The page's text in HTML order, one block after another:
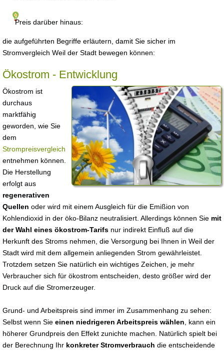
Preis darüber hinaus:
die aufgeführten Begriffe erläutern, damit Sie sicher im
Stromvergleich Weil der Stadt bewegen können:
Ökostrom - Entwicklung
Ökostrom ist
durchaus
marktfähig
geworden, wie Sie
dem
Strompreisvergleich
entnehmen können.
Die Herstellung
erfolgt aus
regenerativen
Quellen oder wird mit einem Ausgleich für die Emißion von
Kohlendioxid in der öko-Bilanz neutralisiert. Allerdings können Sie mit
der Wahl eines ökostrom-Tarifs nur indirekt Einfluß auf die
Herkunft des Stroms nehmen, die Versorgung bei Ihnen in Weil der
Stadt wird mit dem allgemein anliegenden Strom gewährleistet.
Trotzdem setzen Sie natürlich ein wichtiges Zeichen, je mehr
Verbraucher sich für ökostrom entscheiden, desto größer wird der
Druck auf die Stromerzeuger.
Grund- und Arbeitspreis sind immer im Zusammenhang zu sehen:
Selbst wenn Sie einen niedrigeren Arbeitspreis wählen , kann ein
höherer Grundpreis den Effekt zunichte machen. Natürlich spielt bei
der Berechnung Ihr konkreter Stromverbrauch die entscheidende